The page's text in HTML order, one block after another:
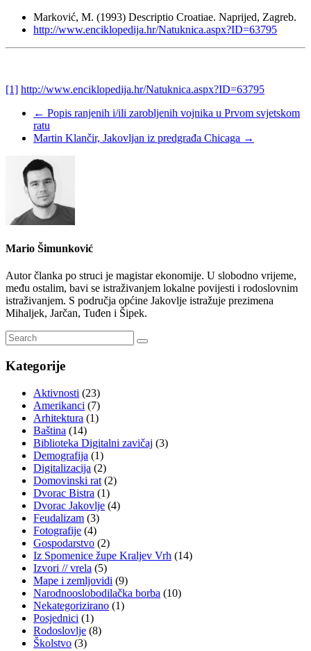
Marković, M. (1993) Descriptio Croatiae. Naprijed, Zagreb.
http://www.enciklopedija.hr/Natuknica.aspx?ID=63795
[1] http://www.enciklopedija.hr/Natuknica.aspx?ID=63795
← Popis ranjenih i/ili zarobljenih vojnika u Prvom svjetskom
ratu
Martin Klančir, Jakovljan iz predgrađa Chicaga →
Mario Šimunković
Autor članka po struci je magistar ekonomije. U slobodno vrijeme,
među ostalim, bavi se istraživanjem lokalne povijesti i rodoslovnim
istraživanjem. S područja općine Jakovlje istražuje prezimena
Mihaljek, Jarčan, Tuđen i Šipek.
Kategorije
Aktivnosti (23)
Amerikanci (7)
Arhitektura (1)
Baština (14)
Biblioteka Digitalni zavičaj (3)
Demografija (1)
Digitalizacija (2)
Domovinski rat (2)
Dvorac Bistra (1)
Dvorac Jakovlje (4)
Feudalizam (3)
Fotografije (4)
Gospodarstvo (2)
Iz Spomenice župe Kraljev Vrh (14)
Izvori // vrela (5)
Mape i zemljovidi (9)
Narodnooslobodilačka borba (10)
Nekategorizirano (1)
Posjednici (1)
Rodoslovlje (8)
Školstvo (3)